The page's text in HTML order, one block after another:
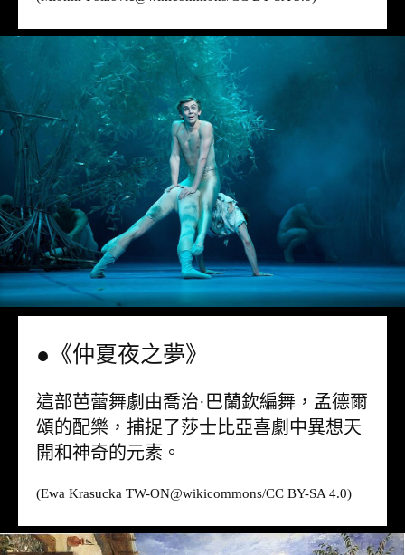
●《仲夏夜之夢》
這部芭蕾舞劇由喬治·巴蘭欽編舞，孟德爾
頌的配樂，捕捉了莎士比亞喜劇中異想天
開和神奇的元素。
(Ewa Krasucka TW-ON@wikicommons/CC BY-SA 4.0)